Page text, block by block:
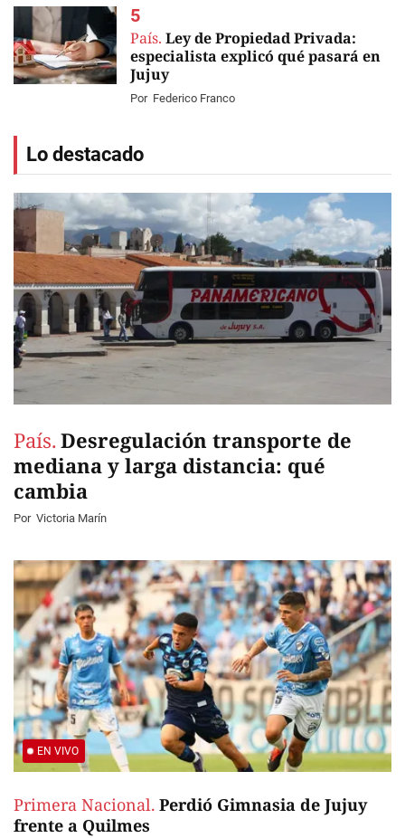
País. Ley de Propiedad Privada:
especialista explicó qué pasará en
Jujuy
Por Federico Franco
Lo destacado
País. Desregulación transporte de
mediana y larga distancia: qué
cambia
Por Victoria Marín
EN VIVO
Primera Nacional. Perdió Gimnasia de Jujuy
frente a Quilmes